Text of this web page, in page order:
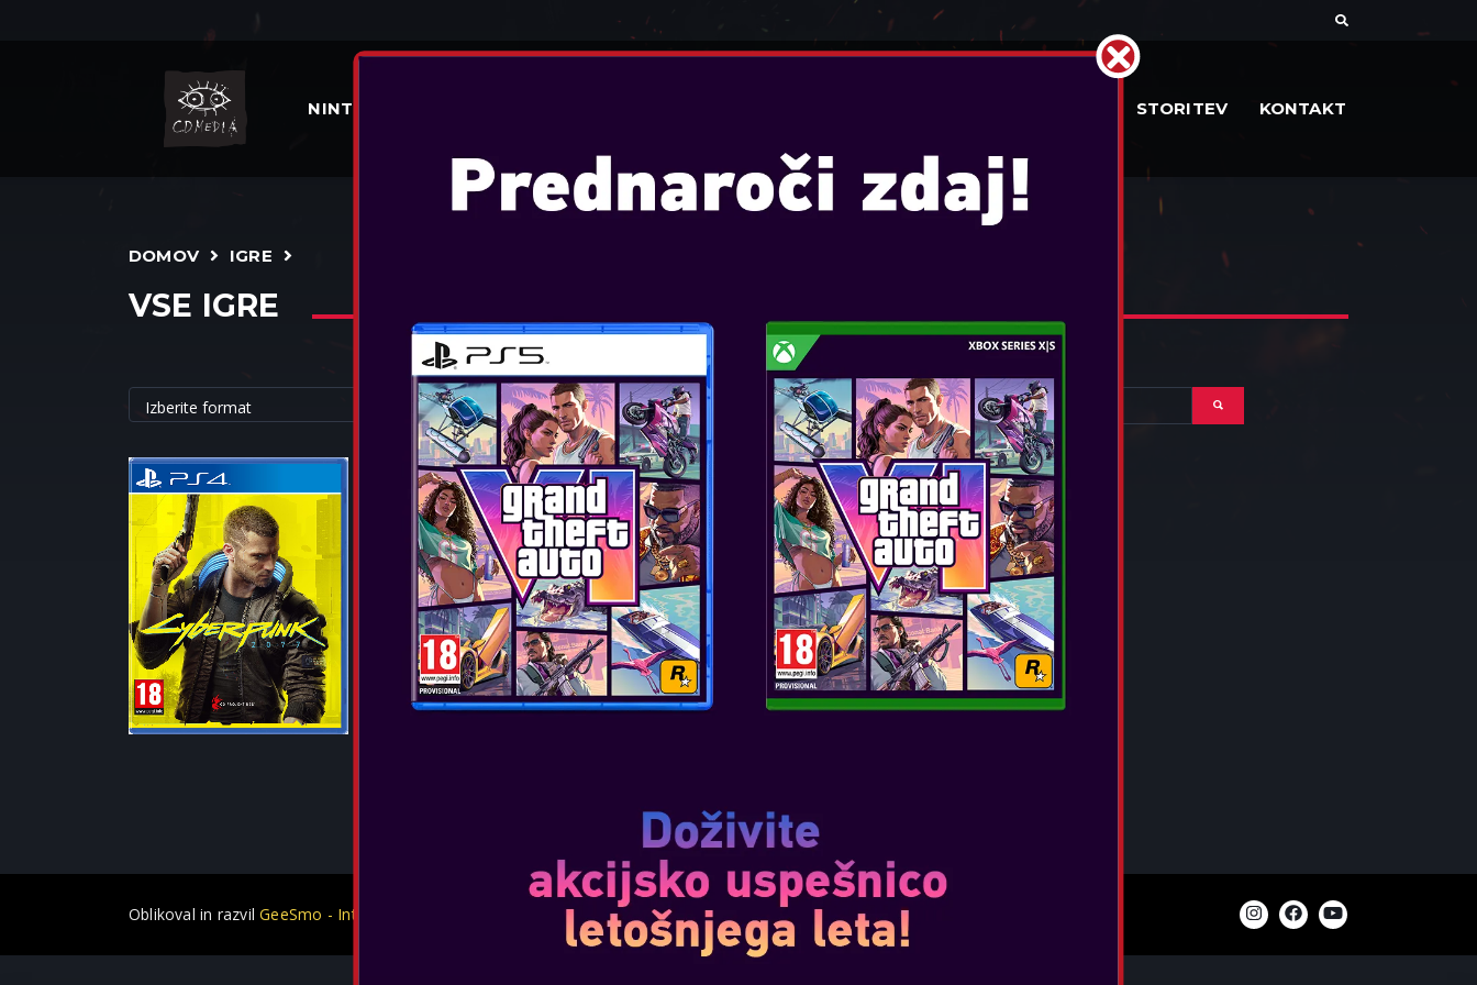
NINTENDO STORITEV KONTAKT
DOMOV IGRE
VSE IGRE
CYBERPUNK 2077
Datum izida: dec 10, 2020
Cyberpunk 2077 se osredotoča na pripoved
in se odvija v najbolj živahni in nevarni
metropoli prihodnosti – Night City. Igra sledi
zgodbi V-ja, plačanca v novem svetu
kibernetsko izboljšanih bojevnikov...
1
Oblikoval in razvilGeeSmo - Internet Transformation